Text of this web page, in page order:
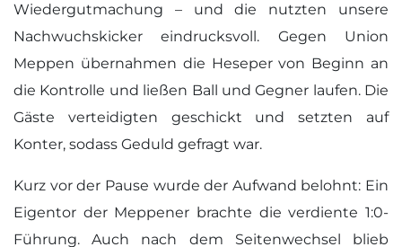
Wiedergutmachung – und die nutzten unsere
Nachwuchskicker eindrucksvoll. Gegen Union
Meppen übernahmen die Heseper von Beginn an
die Kontrolle und ließen Ball und Gegner laufen. Die
Gäste verteidigten geschickt und setzten auf
Konter, sodass Geduld gefragt war.
Kurz vor der Pause wurde der Aufwand belohnt: Ein
Eigentor der Meppener brachte die verdiente 1:0-
Führung. Auch nach dem Seitenwechsel blieb